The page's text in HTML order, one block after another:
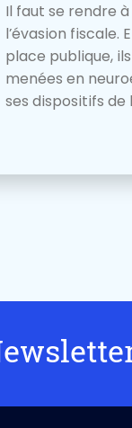
Il faut se rendre
l’évasion fiscale.
place publique,
menées en
ses dispositifs de